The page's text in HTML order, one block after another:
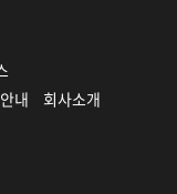
내
회사소개